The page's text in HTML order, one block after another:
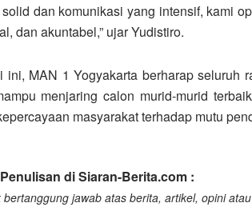
dan komunikasi yang intensif, kami
dan akuntabel,” ujar Yudistiro.
ini, MAN 1 Yogyakarta berharap seluruh
menjaring calon murid-murid
masyarakat terhadap mutu
di Siaran-Berita.com :
jawab atas berita, artikel, opini